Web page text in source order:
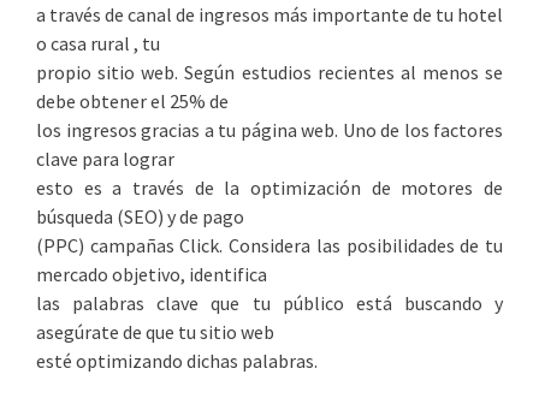
a través de canal de ingresos más importante de tu hotel
o casa rural , tu
propio sitio web. Según estudios recientes al menos se
debe obtener el 25% de
los ingresos gracias a tu página web. Uno de los factores
clave para lograr
esto es a través de la optimización de motores de
búsqueda (SEO) y de pago
(PPC) campañas Click. Considera las posibilidades de tu
mercado objetivo, identifica
las palabras clave que tu público está buscando y
asegúrate de que tu sitio web
esté optimizando dichas palabras.